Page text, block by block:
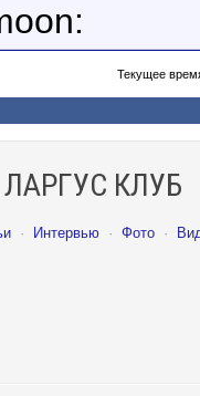
Текущее
КЛУБ
· Интервью · Фото ·